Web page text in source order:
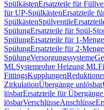
SpülkästenErsatzteile für
für UP-SpülkästenErsatzteile
SpülkästenSpülventile
SpülungErsatzteile für Spül-
SpülungErsatzteile für 1-
SpülungErsatzteile für 2-
SpülungVersorgungssysteme
MLSystemrohre Heizung ML
FittingsKupplungen
ZirkulationÜbergänge unlösbar
lösbarErsatzteile für
lösbarVerschlüsseAnschlüsse